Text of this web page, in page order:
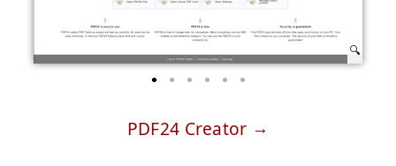
PDF24 Creator